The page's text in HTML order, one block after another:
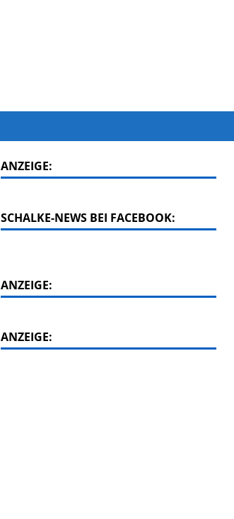
ANZEIGE:
SCHALKE-NEWS BEI FACEBOOK:
ANZEIGE:
ANZEIGE: